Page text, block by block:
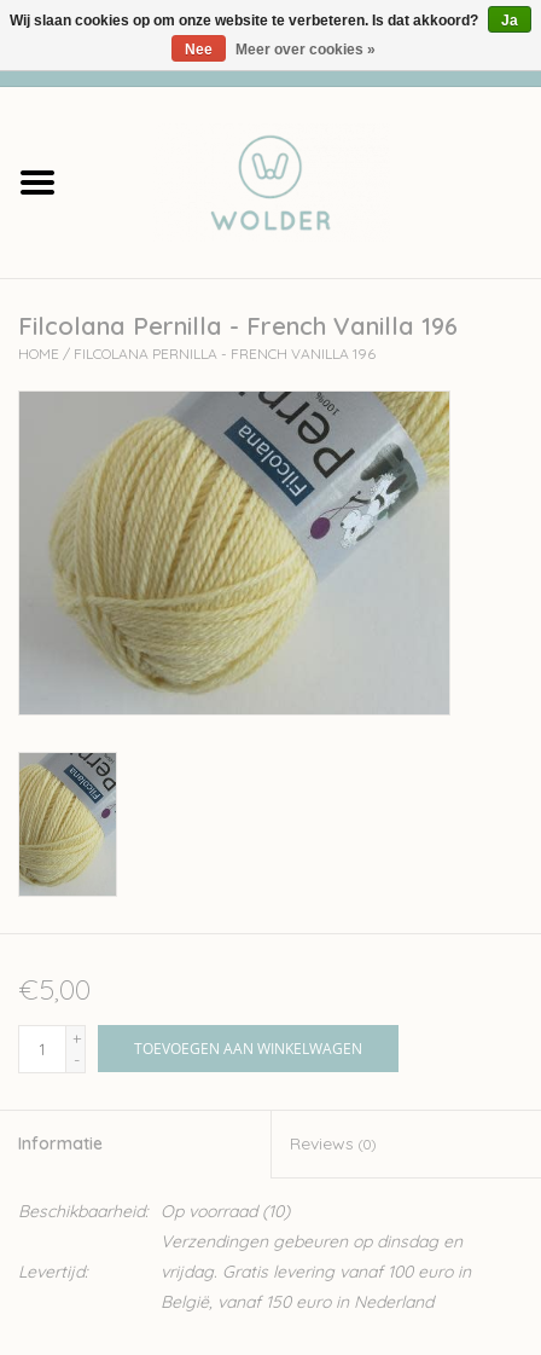
Garens
Accessoires
workshops
Cadeaubon
Solden
Over wolder
Filcolana Pernilla - French Vanilla 196
HOME / FILCOLANA PERNILLA - FRENCH VANILLA 196
€5,00
+
-
TOEVOEGEN AAN WINKELWAGEN
Informatie Reviews (0)
Beschikbaarheid: Op voorraad(10)
Levertijd:
Verzendingen gebeuren op dinsdag en
vrijdag. Gratis levering vanaf 100 euro in
België, vanaf 150 euro in Nederland
Wij slaan cookies op om onze website te verbeteren. Is dat akkoord?
Ja
Nee
Meer over cookies »